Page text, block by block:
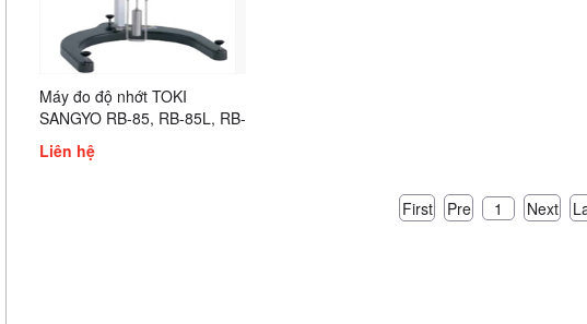
Máy đo độ nhớt TOKI
SANGYO RB-85, RB-85L, RB-
85H, RB-85R, RB-85S, RB-
85U
Liên hệ
First Pre 1 Next